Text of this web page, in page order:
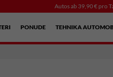
Autos ab 39,90 € pro
PONUDE TEHNIKA